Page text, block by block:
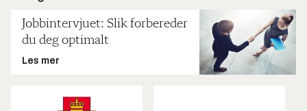
Jobbintervjuet: Slik forbereder
du deg optimalt
Les mer